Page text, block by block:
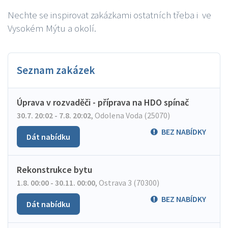
Nechte se inspirovat zakázkami ostatních třeba i ve
Vysokém Mýtu a okolí.
Seznam zakázek
Úprava v rozvaděči - příprava na HDO spínač
30.7. 20:02 - 7.8. 20:02, Odolena Voda (25070)
BEZ NABÍDKY
Dát nabídku
Rekonstrukce bytu
1.8. 00:00 - 30.11. 00:00, Ostrava 3 (70300)
BEZ NABÍDKY
Dát nabídku